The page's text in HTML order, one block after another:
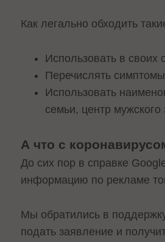
Как легально обходить
Использовать в своих
Перечислять
Использовать
семьи, центр
А что с
До сих пор в справке
информацию по рекламе
Мы обратились в
подать заявление и